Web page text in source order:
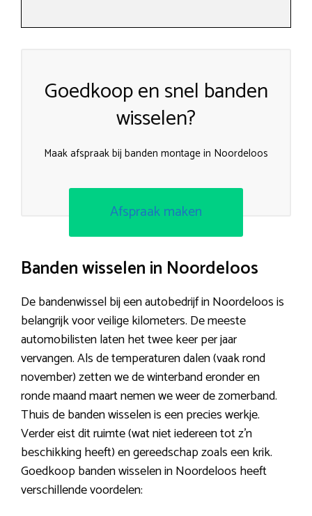
Goedkoop en snel banden
wisselen?
Maak afspraak bij banden montage in Noordeloos
Afspraak maken
Banden wisselen in Noordeloos
De bandenwissel bij een autobedrijf in Noordeloos is
belangrijk voor veilige kilometers. De meeste
automobilisten laten het twee keer per jaar
vervangen. Als de temperaturen dalen (vaak rond
november) zetten we de winterband eronder en
ronde maand maart nemen we weer de zomerband.
Thuis de banden wisselen is een precies werkje.
Verder eist dit ruimte (wat niet iedereen tot z’n
beschikking heeft) en gereedschap zoals een krik.
Goedkoop banden wisselen in Noordeloos heeft
verschillende voordelen: